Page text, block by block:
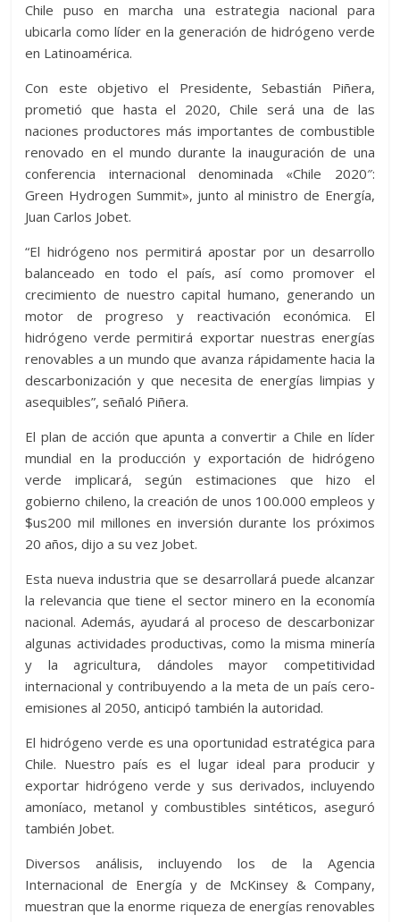
Chile puso en marcha una estrategia nacional para
ubicarla como líder en la generación de hidrógeno verde
en Latinoamérica.
Con este objetivo el Presidente, Sebastián Piñera,
prometió que hasta el 2020, Chile será una de las
naciones productores más importantes de combustible
renovado en el mundo durante la inauguración de una
conferencia internacional denominada «Chile 2020″:
Green Hydrogen Summit», junto al ministro de Energía,
Juan Carlos Jobet.
“El hidrógeno nos permitirá apostar por un desarrollo
balanceado en todo el país, así como promover el
crecimiento de nuestro capital humano, generando un
motor de progreso y reactivación económica. El
hidrógeno verde permitirá exportar nuestras energías
renovables a un mundo que avanza rápidamente hacia la
descarbonización y que necesita de energías limpias y
asequibles”, señaló Piñera.
El plan de acción que apunta a convertir a Chile en líder
mundial en la producción y exportación de hidrógeno
verde implicará, según estimaciones que hizo el
gobierno chileno, la creación de unos 100.000 empleos y
$us200 mil millones en inversión durante los próximos
20 años, dijo a su vez Jobet.
Esta nueva industria que se desarrollará puede alcanzar
la relevancia que tiene el sector minero en la economía
nacional. Además, ayudará al proceso de descarbonizar
algunas actividades productivas, como la misma minería
y la agricultura, dándoles mayor competitividad
internacional y contribuyendo a la meta de un país cero-
emisiones al 2050, anticipó también la autoridad.
El hidrógeno verde es una oportunidad estratégica para
Chile. Nuestro país es el lugar ideal para producir y
exportar hidrógeno verde y sus derivados, incluyendo
amoníaco, metanol y combustibles sintéticos, aseguró
también Jobet.
Diversos análisis, incluyendo los de la Agencia
Internacional de Energía y de McKinsey & Company,
muestran que la enorme riqueza de energías renovables